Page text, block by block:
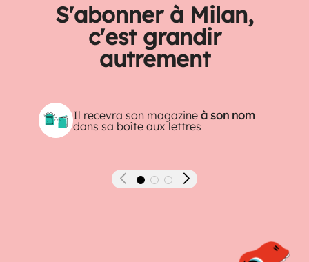
S'abonner à Milan,
c'est grandir
autrement
Il recevra son magazineà son nom
dans sa boîte aux lettres
Précédent Suivant